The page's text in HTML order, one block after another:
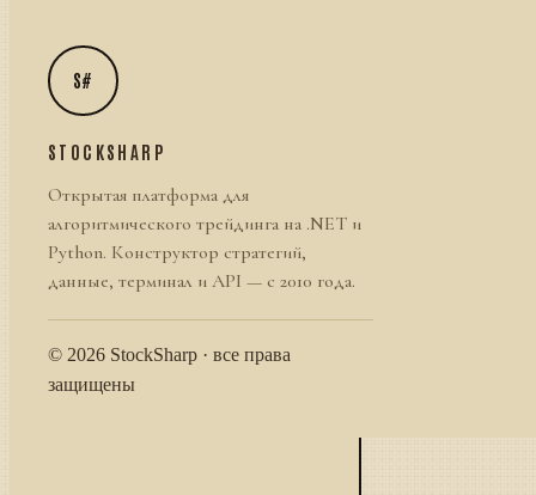
S#
STOCKSHARP
Открытая платформа для
алгоритмического трейдинга на .NET и
Python. Конструктор стратегий,
данные, терминал и API — с 2010 года.
© 2026 StockSharp · все права
защищены